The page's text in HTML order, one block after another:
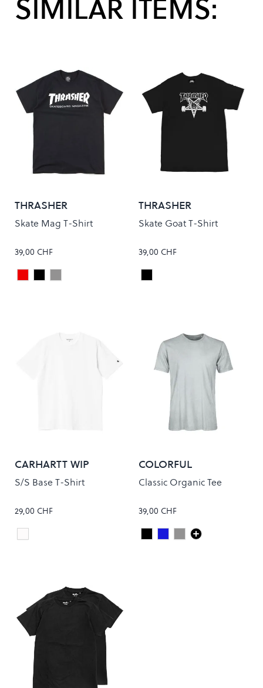
SIMILAR ITEMS:
THRASHER
Skate Mag T-Shirt
39,00 CHF
Colour
Maroon
BlackGrey
THRASHER
Skate Goat T-Shirt
39,00 CHF
Colour
Black
CARHARTT WIP
S/S Base T-Shirt
29,00 CHF
Colour
White/Black
COLORFUL
STANDARD
Classic Organic Tee
39,00 CHF
Colour
Deep Black
Steel Blue
FADED GREY